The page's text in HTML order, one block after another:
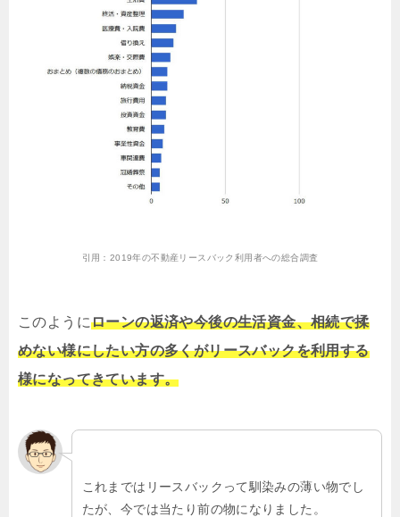
引用： 2019年の不動産リースバック利用者への総合調査
このようにローンの返済や今後の生活資金、相続で揉
めない様にしたい方の多くがリースバックを利用する
様になってきています。
これまではリースバックって馴染みの薄い物でし
たが、今では当たり前の物になりました。